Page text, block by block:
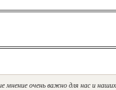
очень важно для нас и